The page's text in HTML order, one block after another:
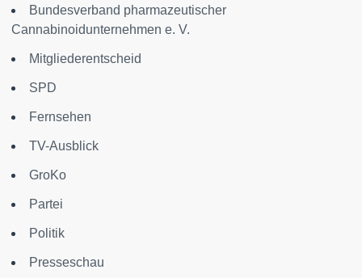
Bundesverband pharmazeutischer
Cannabinoidunternehmen e. V.
Mitgliederentscheid
SPD
Fernsehen
TV-Ausblick
GroKo
Partei
Politik
Presseschau